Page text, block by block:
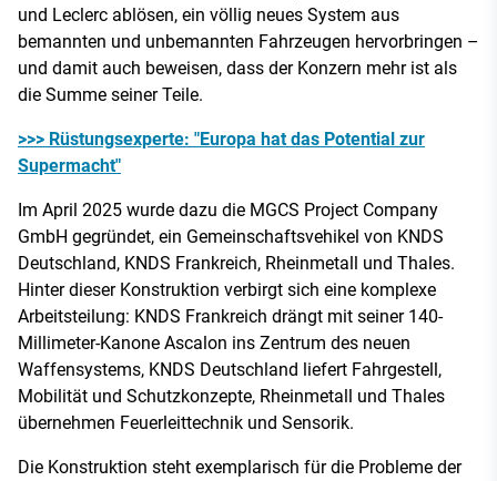
und Leclerc ablösen, ein völlig neues System aus
bemannten und unbemannten Fahrzeugen hervorbringen –
und damit auch beweisen, dass der Konzern mehr ist als
die Summe seiner Teile.
>>> Rüstungsexperte: "Europa hat das Potential zur
Supermacht"
Im April 2025 wurde dazu die MGCS Project Company
GmbH gegründet, ein Gemeinschaftsvehikel von KNDS
Deutschland, KNDS Frankreich, Rheinmetall und Thales.
Hinter dieser Konstruktion verbirgt sich eine komplexe
Arbeitsteilung: KNDS Frankreich drängt mit seiner 140-
Millimeter-Kanone Ascalon ins Zentrum des neuen
Waffensystems, KNDS Deutschland liefert Fahrgestell,
Mobilität und Schutzkonzepte, Rheinmetall und Thales
übernehmen Feuerleittechnik und Sensorik.
Die Konstruktion steht exemplarisch für die Probleme der